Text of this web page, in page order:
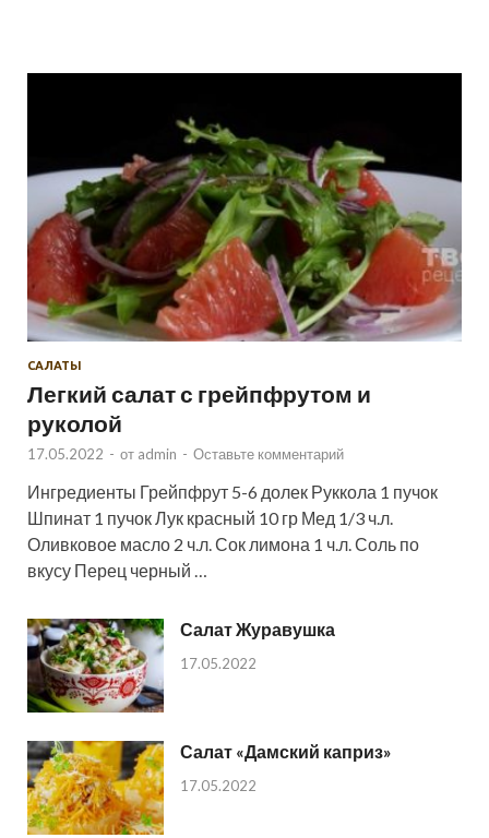
САЛАТЫ
Легкий салат с грейпфрутом и
руколой
17.05.2022 - от admin - Оставьте комментарий
Ингредиенты Грейпфрут 5-6 долек Руккола 1 пучок
Шпинат 1 пучок Лук красный 10 гр Мед 1/3 ч.л.
Оливковое масло 2 ч.л. Сок лимона 1 ч.л. Соль по
вкусу Перец черный …
Салат Журавушка
17.05.2022
Салат «Дамский каприз»
17.05.2022